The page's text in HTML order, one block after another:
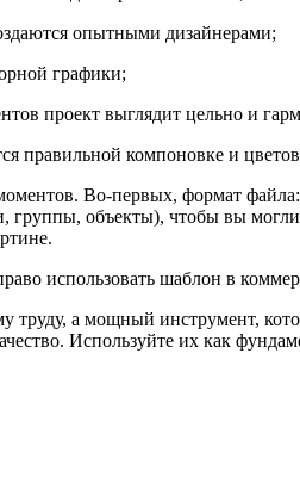
опытными дизайнерами;
графики;
проект выглядит цельно и
правильной компоновке и
Во-первых, формат
объекты), чтобы вы
использовать шаблон в
а мощный инструмент,
Используйте их как